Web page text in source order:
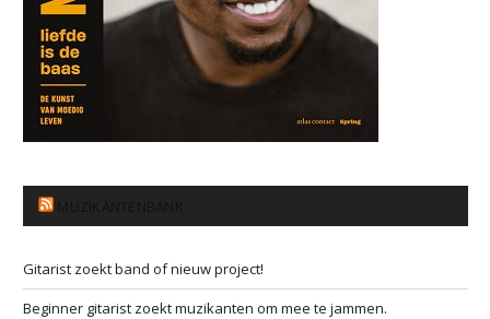
Gitarist zoekt band of nieuw project!
Beginner gitarist zoekt muzikanten om mee te jammen.